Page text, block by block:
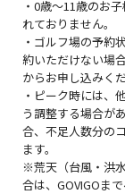
・0歳〜11歳のお
れておりません。
・ゴルフ場の予約
約いただけない場
からお申し込みくだ
・ピーク時には、
う調整する場合が
合、不足人数分の
ます。
※荒天（台風・洪
合は、GOVIGOま